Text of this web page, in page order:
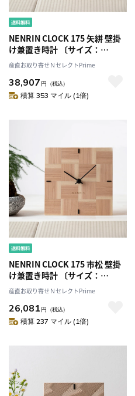
NENRIN CLOCK 175 矢絣 壁掛
け兼置き時計 〔サイズ：
W175×H175×D40mm、補助
脚付き、単三電池1本〕［北海
道・離島 配送不可］
産直お取り寄せＮセレクトPrime
38,907 円 （税込）
積算 353 マイル (1倍)
NENRIN CLOCK 175 市松 壁掛
け兼置き時計 〔サイズ：
W175×H175×D40mm、補助
脚付き、単三電池1本〕［北海
道・離島 配送不可］
産直お取り寄せＮセレクトPrime
26,081 円 （税込）
積算 237 マイル (1倍)